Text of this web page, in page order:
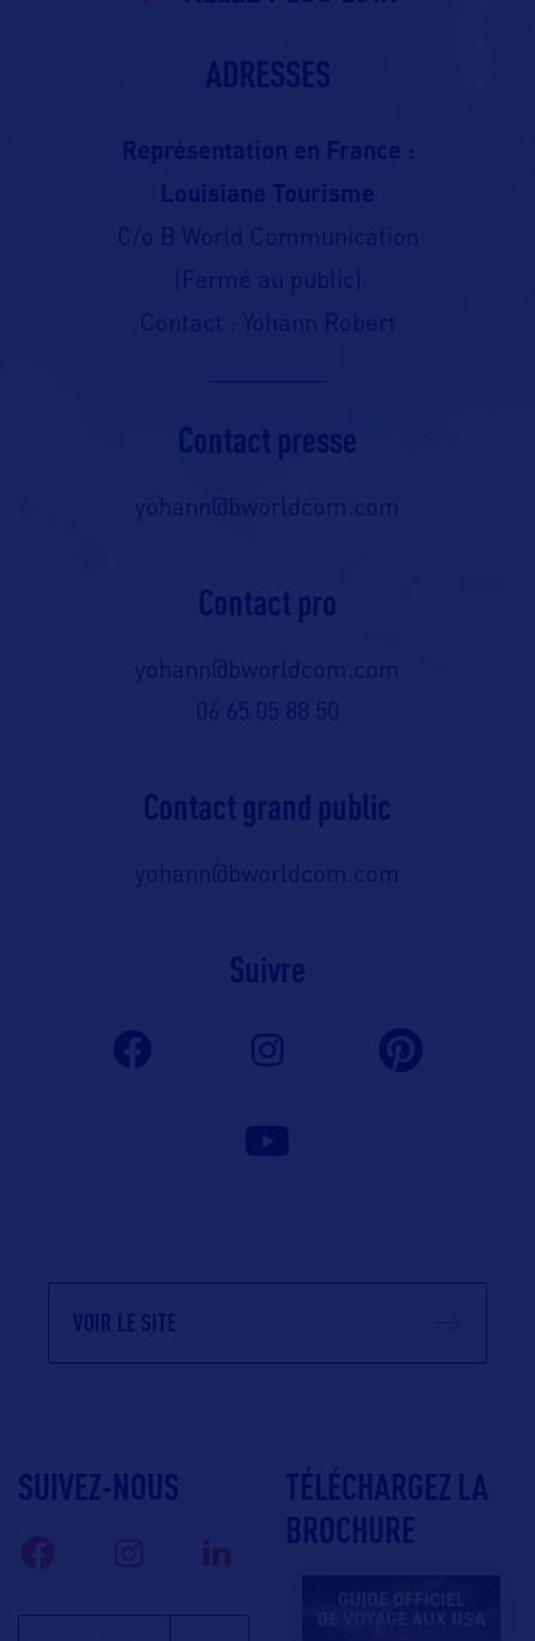
ADRESSES
Représentation en France :
C/o B World Communication
(Fermé au public)
Contact : Yohann Robert
Contact presse
yohann@bworldcom.com
Contact pro
yohann@bworldcom.com
06 65 05 88 50
Contact grand public
yohann@bworldcom.com
Suivre
VOIR LE SITE
SUIVEZ-NOUS
TÉLÉCHARGEZ LA
BROCHURE